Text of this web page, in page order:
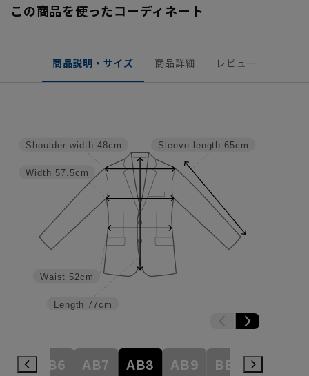
この商品を使ったコーディネート
商品説明・サイズ 商品詳細 レビュー
Sleeve length 65cm
Length 77cm
Waist 52cm
Width 57.5cm
Shoulder width 48cm
AB6 AB7 AB8 AB9 BE3 BE4